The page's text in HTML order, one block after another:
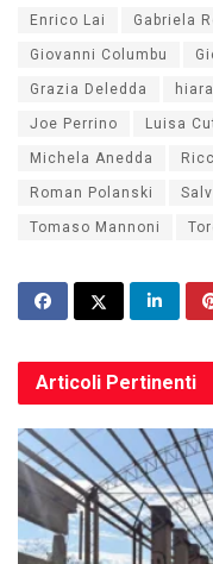
Enrico Lai Gabriela
Giovanni Columbu
Grazia Deledda
Joe Perrino Luisa
Michela Anedda
Roman Polanski
Tomaso Mannoni
Articoli Pertinenti